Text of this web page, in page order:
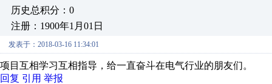
历史总积分：0
注册：1900年1月01日
发表于：2018-03-16 11:34:01
项目互相学习互相指导，给一直奋斗在电气行业的朋友们。
回复 引用 举报